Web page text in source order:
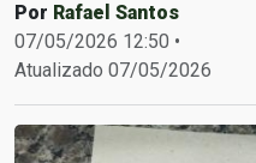
Por Rafael Santos
07/05/2026 12:50 •
Atualizado 07/05/2026